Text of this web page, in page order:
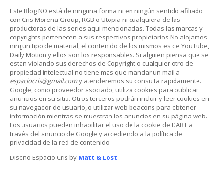
Este Blog NO está de ninguna forma ni en ningún sentido afiliado
con Cris Morena Group, RGB o Utopia ni cualquiera de las
productoras de las series aqui mencionadas. Todas las marcas y
copyrights pertenecen a sus respectivos propietarios.No alojamos
ningun tipo de material, el contenido de los mismos es de YouTube,
Daily Motion y ellos son los responsables. Si alguien piensa que se
estan violando sus derechos de Copyright o cualquier otro de
propiedad intelectual no tiene mas que mandar un mail a
espaciocris@gmail.comy atenderemos su consulta rapidamente.
Google, como proveedor asociado, utiliza cookies para publicar
anuncios en su sitio. Otros terceros podrán incluir y leer cookies en
su navegador de usuario, o utilizar web beacons para obtener
información mientras se muestran los anuncios en su página web.
Los usuarios pueden inhabilitar el uso de la cookie de DART a
través del anuncio de Google y accediendo a la política de
privacidad de la red de contenido
Diseño Espacio Cris by Matt & Lost